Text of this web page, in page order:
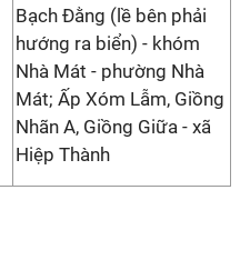
Bạch Đằng (lề bên phải
hướng ra biển) - khóm
Nhà Mát - phường Nhà
Mát; Ấp Xóm Lẫm, Giồng
Nhãn A, Giồng Giữa - xã
Hiệp Thành